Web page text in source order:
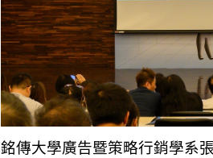
銘傳大學廣告暨策略行銷學系